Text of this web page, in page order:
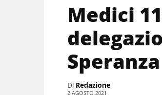
Medici
Di Redazione
2 AGOSTO 2021